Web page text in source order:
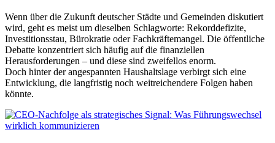
Wenn über die Zukunft deutscher Städte und Gemeinden diskutiert
wird, geht es meist um dieselben Schlagworte: Rekorddefizite,
Investitionsstau, Bürokratie oder Fachkräftemangel. Die öffentliche
Debatte konzentriert sich häufig auf die finanziellen
Herausforderungen – und diese sind zweifellos enorm.
Doch hinter der angespannten Haushaltslage verbirgt sich eine
Entwicklung, die langfristig noch weitreichendere Folgen haben
könnte.